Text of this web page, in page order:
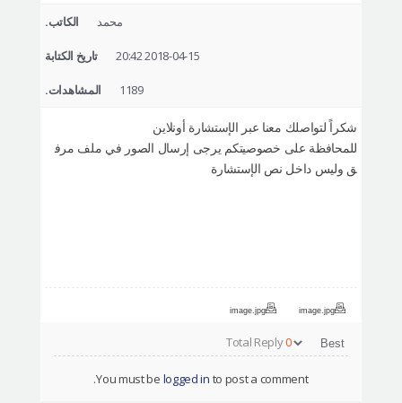
الكاتب. محمد
تاريخ الكتابة 2018-04-15 20:42
المشاهدات. 1189
شكراً لتواصلك معنا عبر الإستشارة أونلاين
للمحافظة على خصوصيتكم يرجى إرسال الصور في ملف مرف
ق وليس داخل نص الإستشارة
image.jpg
image.jpg
Total Reply0
You must be logged in to post a comment.